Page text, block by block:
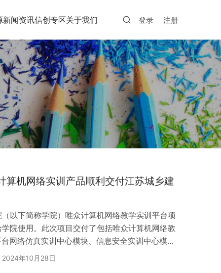
新闻资讯信创专区关于我们 登录 注册
算机网络实训产品顺利交付江苏城乡建
以下简称学院）唯众计算机网络教学实训平台项
院使用。此次项目交付了包括唯众计算机网络教
网络仿真实训中心模块、信息安全实训中心模块
学实训平台项目专为满足学院计算机网络技术专
2024年10月28日